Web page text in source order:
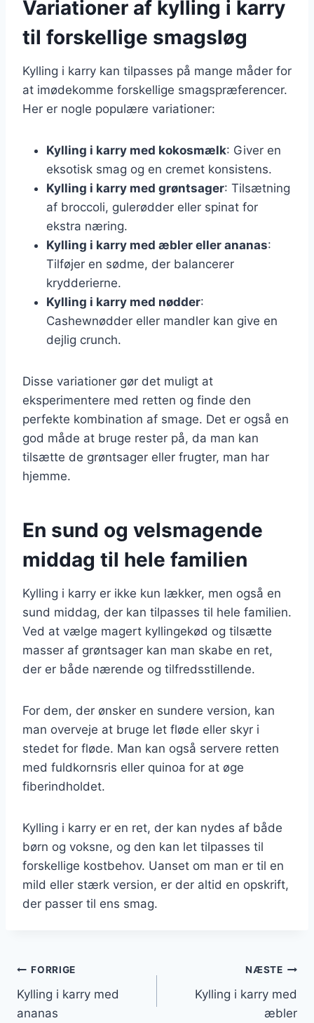
Variationer af kylling i karry
til forskellige smagsløg
Kylling i karry kan tilpasses på mange måder for
at imødekomme forskellige smagspræferencer.
Her er nogle populære variationer:
Kylling i karry med kokosmælk: Giver en
eksotisk smag og en cremet konsistens.
Kylling i karry med grøntsager: Tilsætning
af broccoli, gulerødder eller spinat for
ekstra næring.
Kylling i karry med æbler eller ananas:
Tilføjer en sødme, der balancerer
krydderierne.
Kylling i karry med nødder:
Cashewnødder eller mandler kan give en
dejlig crunch.
Disse variationer gør det muligt at
eksperimentere med retten og finde den
perfekte kombination af smage. Det er også en
god måde at bruge rester på, da man kan
tilsætte de grøntsager eller frugter, man har
hjemme.
En sund og velsmagende
middag til hele familien
Kylling i karry er ikke kun lækker, men også en
sund middag, der kan tilpasses til hele familien.
Ved at vælge magert kyllingekød og tilsætte
masser af grøntsager kan man skabe en ret,
der er både nærende og tilfredsstillende.
For dem, der ønsker en sundere version, kan
man overveje at bruge let fløde eller skyr i
stedet for fløde. Man kan også servere retten
med fuldkornsris eller quinoa for at øge
fiberindholdet.
Kylling i karry er en ret, der kan nydes af både
børn og voksne, og den kan let tilpasses til
forskellige kostbehov. Uanset om man er til en
mild eller stærk version, er der altid en opskrift,
der passer til ens smag.
Indlægsnavigation
FORRIGE
Kylling i karry med
ananas
NÆSTE
Kylling i karry med
æbler